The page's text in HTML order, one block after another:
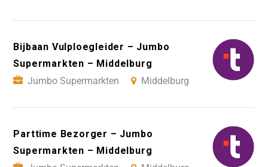
Bijbaan Vulploegleider – Jumbo
Supermarkten – Middelburg
Jumbo Supermarkten
Middelburg
Parttime Bezorger – Jumbo
Supermarkten – Middelburg